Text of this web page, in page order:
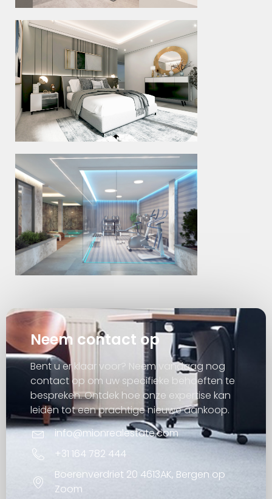
Neem contact op
Bent u er klaar voor? Neem vandaag nog
contact op om uw specifieke behoeften te
bespreken. Ontdek hoe onze expertise kan
leiden tot een prachtige nieuwe aankoop.
info@mionrealestate.com
+31 164 782 444
Boerenverdriet 20 4613AK, Bergen op
Zoom